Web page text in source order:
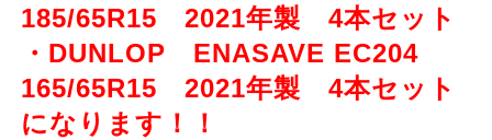
185/65R15 2021年製 4本セット
・DUNLOP ENASAVE EC204
165/65R15 2021年製 4本セット
になります！！